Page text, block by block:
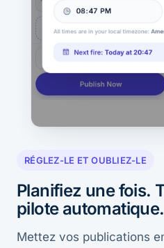
RÉGLEZ-LE ET OUBLIEZ-LE
Planifiez une fois.
pilote automatique.
Mettez vos publications